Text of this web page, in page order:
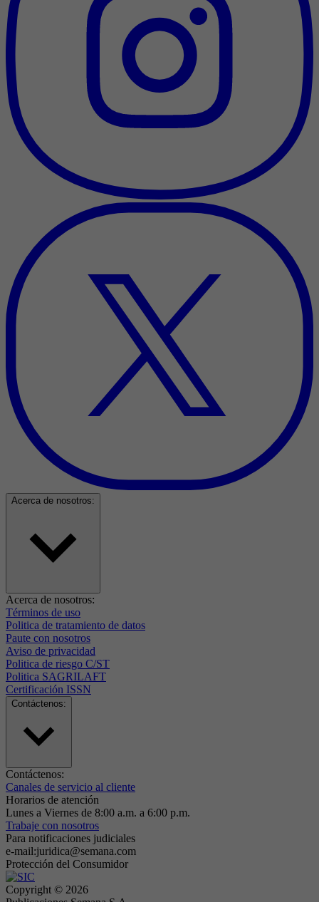
Acerca de nosotros:
Acerca de nosotros:
Términos de uso
Politica de tratamiento de datos
Paute con nosotros
Aviso de privacidad
Politica de riesgo C/ST
Politica SAGRILAFT
Certificación ISSN
Contáctenos:
Contáctenos:
Canales de servicio al cliente
Horarios de atención
Lunes a Viernes de 8:00 a.m. a 6:00 p.m.
Trabaje con nosotros
Para notificaciones judiciales
e-mail:juridica@semana.com
Protección del Consumidor
Copyright © 2026